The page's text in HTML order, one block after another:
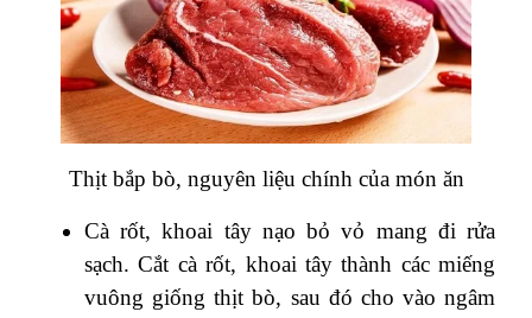
Thịt bắp bò, nguyên liệu chính của món ăn
Cà rốt, khoai tây nạo bỏ vỏ mang đi rửa
sạch. Cắt cà rốt, khoai tây thành các miếng
vuông giống thịt bò, sau đó cho vào ngâm